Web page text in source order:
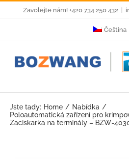
content
Zavolejte nám! +420 734 250 432
Čeština
Jste tady: Home
Nabídka
Poloautomatická zařízení pro
Zaciskarka na terminály – BZW-